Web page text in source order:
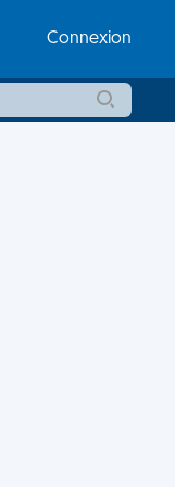
Connexion